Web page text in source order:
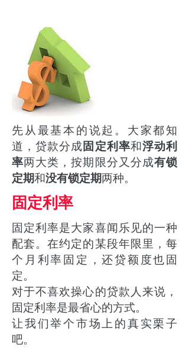
先从最基本的说起。大家都知
道，贷款分成固定利率和浮动利
率两大类，按期限分又分成有锁
定期和没有锁定期两种。
固定利率
固定利率是大家喜闻乐见的一种
配套。在约定的某段年限里，每
个月利率固定，还贷额度也固
定。
对于不喜欢操心的贷款人来说，
固定利率是最省心的方式。
让我们举个市场上的真实栗子
吧。